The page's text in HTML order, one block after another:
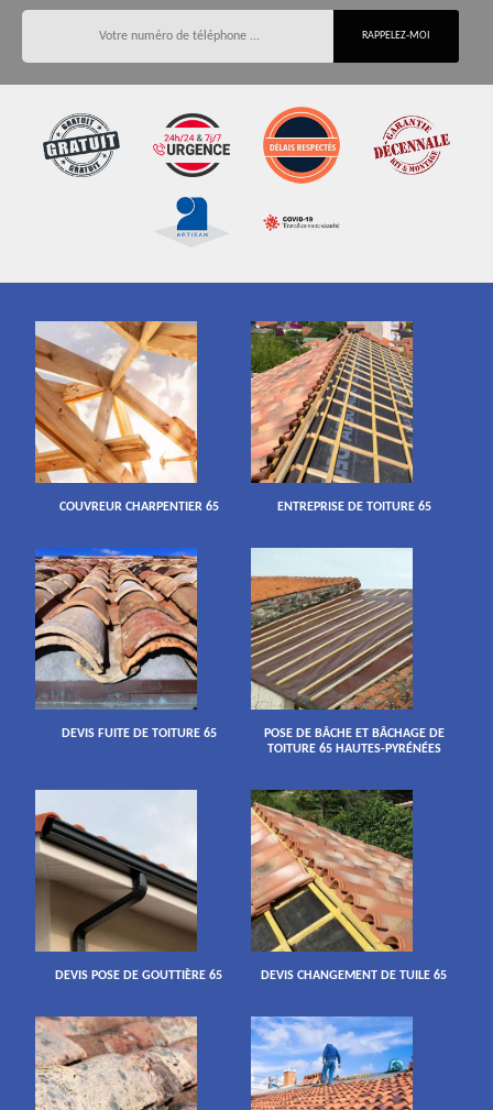
COUVREUR CHARPENTIER 65 ENTREPRISE DE TOITURE 65
DEVIS FUITE DE TOITURE 65
POSE DE BÂCHE ET BÂCHAGE DE
TOITURE 65 HAUTES-PYRÉNÉES
DEVIS POSE DE GOUTTIÈRE 65 DEVIS CHANGEMENT DE TUILE 65